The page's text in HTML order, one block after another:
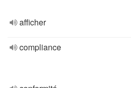
afficher
compliance